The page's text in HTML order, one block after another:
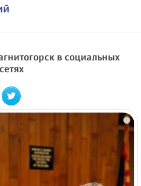
в социальных
сетях
i